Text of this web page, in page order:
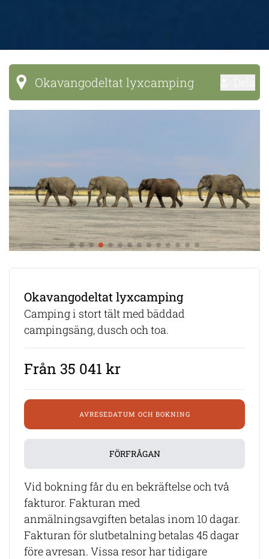
Okavangodeltat lyxcamping
Okavangodeltat lyxcamping
Camping i stort tält med bäddad
campingsäng, dusch och toa.
Från 35 041 kr
AVRESEDATUM OCH BOKNING
FÖRFRÅGAN
Vid bokning får du en bekräftelse och två
fakturor. Fakturan med
anmälningsavgiften betalas inom 10 dagar.
Fakturan för slutbetalning betalas 45 dagar
före avresan. Vissa resor har tidigare